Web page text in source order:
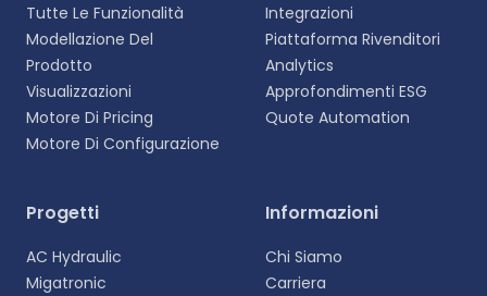
Tutte Le Funzionalità
Modellazione Del
Prodotto
Visualizzazioni
Motore Di Pricing
Motore Di Configurazione
Integrazioni
Piattaforma Rivenditori
Analytics
Approfondimenti ESG
Quote Automation
Progetti
AC Hydraulic
Migatronic
Informazioni
Chi Siamo
Carriera